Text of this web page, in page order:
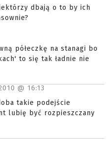
dbają o to by ich
półeczkę na stanagi bo
to się tak ładnie nie
@ 16:13
takie podejście
lubię być rozpieszczany